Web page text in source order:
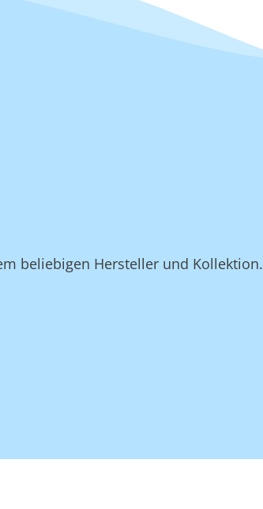
beliebigen Hersteller und Kollektion.